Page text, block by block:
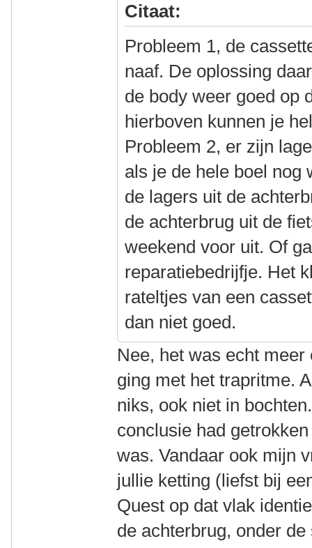
Citaat:
Probleem 1, de
naaf. De oplossing
de body weer goed op
hierboven kunnen je
Probleem 2, er zijn
als je de hele boel nog
de lagers uit de
de achterbrug uit de
weekend voor uit. Of
reparatiebedrijfje. Het
rateltjes van een
dan niet goed.
Nee, het was echt
ging met het trapritme.
niks, ook niet in
conclusie had
was. Vandaar ook mijn
jullie ketting (liefst bij
Quest op dat vlak
de achterbrug, onder